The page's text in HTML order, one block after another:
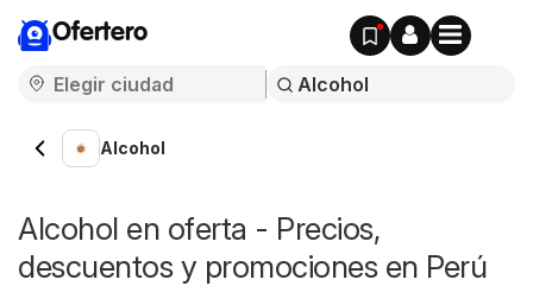
Ofertero
Alcohol
Alcohol en oferta - Precios,
descuentos y promociones en Perú